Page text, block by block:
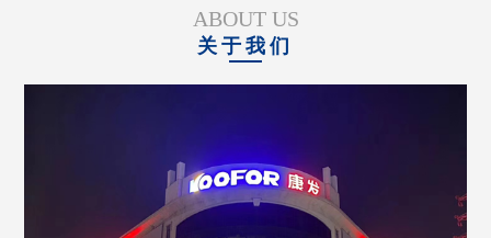
ABOUT US
关于我们